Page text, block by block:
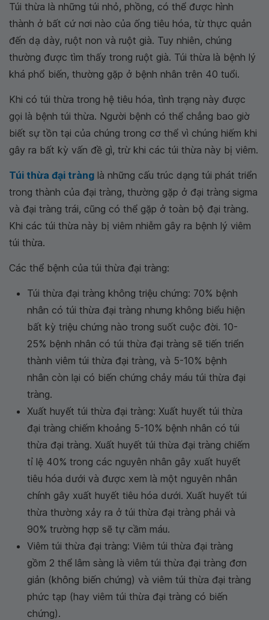
Túi thừa là những túi nhỏ, phồng, có thể được hình
thành ở bất cứ nơi nào của ống tiêu hóa, từ thực quản
đến dạ dày, ruột non và ruột già. Tuy nhiên, chúng
thường được tìm thấy trong ruột già. Túi thừa là bệnh lý
khá phổ biến, thường gặp ở bệnh nhân trên 40 tuổi.
Khi có túi thừa trong hệ tiêu hóa, tình trạng này được
gọi là bệnh túi thừa. Người bệnh có thể chẳng bao giờ
biết sự tồn tại của chúng trong cơ thể vì chúng hiếm khi
gây ra bất kỳ vấn đề gì, trừ khi các túi thừa này bị viêm.
Túi thừa đại tràng là những cấu trúc dạng túi phát triển
trong thành của đại tràng, thường gặp ở đại tràng sigma
và đại tràng trái, cũng có thể gặp ở toàn bộ đại tràng.
Khi các túi thừa này bị viêm nhiễm gây ra bệnh lý viêm
túi thừa.
Các thể bệnh của túi thừa đại tràng:
Túi thừa đại tràng không triệu chứng: 70% bệnh
nhân có túi thừa đại tràng nhưng không biểu hiện
bất kỳ triệu chứng nào trong suốt cuộc đời. 10-
25% bệnh nhân có túi thừa đại tràng sẽ tiến triển
thành viêm túi thừa đại tràng, và 5-10% bệnh
nhân còn lại có biến chứng chảy máu túi thừa đại
tràng.
Xuất huyết túi thừa đại tràng: Xuất huyết túi thừa
đại tràng chiếm khoảng 5-10% bệnh nhân có túi
thừa đại tràng. Xuất huyết túi thừa đại tràng chiếm
tỉ lệ 40% trong các nguyên nhân gây xuất huyết
tiêu hóa dưới và được xem là một nguyên nhân
chính gây xuất huyết tiêu hóa dưới. Xuất huyết túi
thừa thường xảy ra ở túi thừa đại tràng phải và
90% trường hợp sẽ tự cầm máu.
Viêm túi thừa đại tràng: Viêm túi thừa đại tràng
gồm 2 thể lâm sàng là viêm túi thừa đại tràng đơn
giản (không biến chứng) và viêm túi thừa đại tràng
phức tạp (hay viêm túi thừa đại tràng có biến
chứng).